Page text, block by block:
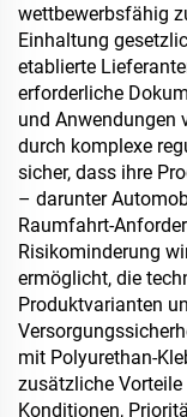
wettbewerbsfähig
Einhaltung
etablierte
erforderliche
und Anwendungen
durch komplexe
sicher, dass ihre
– darunter
Raumfahrt-
Risikominderung
ermöglicht, die
Produktvarianten
mit Polyurethan-
zusätzliche
Konditionen,